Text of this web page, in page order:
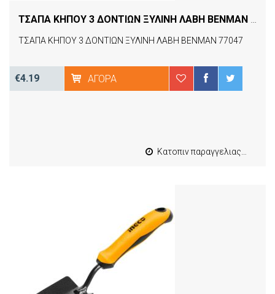
ΤΣΑΠΑ ΚΗΠΟΥ 3 ΔΟΝΤΙΩΝ ΞΥΛΙΝΗ ΛΑΒΗ BENMAN 77047
€4.19 ΑΓΟΡΆ
Κατοπιν παραγγελιας από 4 έως 10 εργασιμες